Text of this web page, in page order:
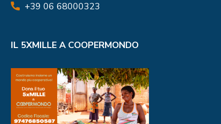
+39 06 68000323
IL 5XMILLE A COOPERMONDO